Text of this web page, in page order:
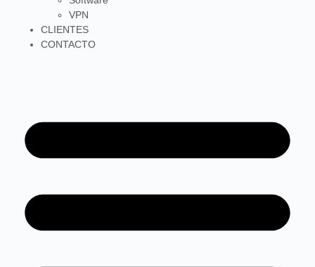
VPN
CLIENTES
CONTACTO